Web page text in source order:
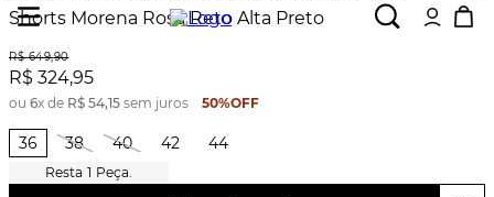
Shorts Morena Rosa Reto Alta Preto
R$ 649,90
R$ 324,95
ou 6x de R$ 54,15 sem juros 50%OFF
36 38 40 42 44
1 Peça.